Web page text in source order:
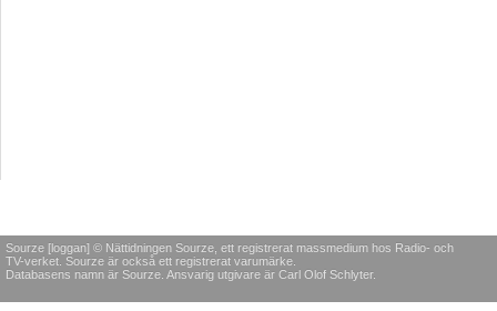
Sourze [loggan] © Nättidningen Sourze, ett registrerat massmedium hos Radio- och
TV-verket. Sourze är också ett registrerat varumärke.
Databasens namn är Sourze. Ansvarig utgivare är Carl Olof Schlyter.